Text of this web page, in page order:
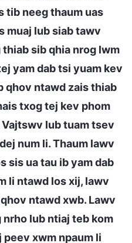
tib neeg thaum uas
muaj lub siab tawv
sib qhia nrog lwm
yam dab tsi yuam kev
qhov ntawd zais thiab
txog tej kev phom
lub tuam tsev
num li. Thaum lawv
sis ua tau ib yam dab
li ntawd los xij, lawv
ntawd xwb. Lawv
lub ntiaj teb kom
peev xwm npaum li